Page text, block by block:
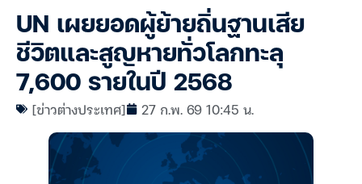
UN เผยยอดผู้ย้ายถิ่นฐานเสีย
ชีวิตและสูญหายทั่วโลกทะลุ
7,600 รายในปี 2568
[ข่าวต่างประเทศ] 27 ก.พ. 69 10:45 น.